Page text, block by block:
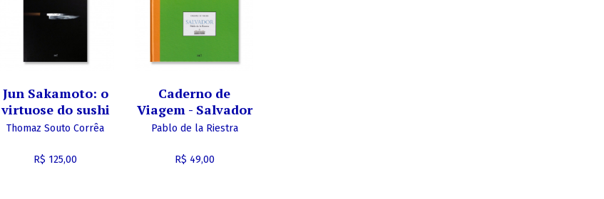
Jun Sakamoto: o
virtuose do sushi
Thomaz Souto Corrêa
R$ 125,00
Caderno de
Viagem - Salvador
Pablo de la Riestra
R$ 49,00